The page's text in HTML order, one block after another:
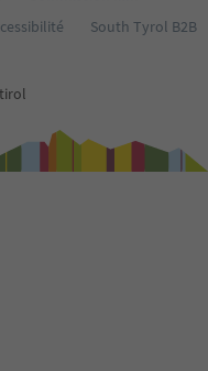
South Tyrol B2B